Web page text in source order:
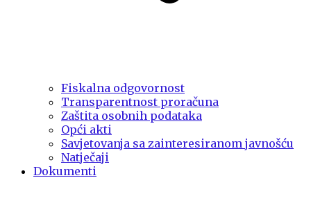
Fiskalna odgovornost
Transparentnost proračuna
Zaštita osobnih podataka
Opći akti
Savjetovanja sa zainteresiranom javnošću
Natječaji
Dokumenti